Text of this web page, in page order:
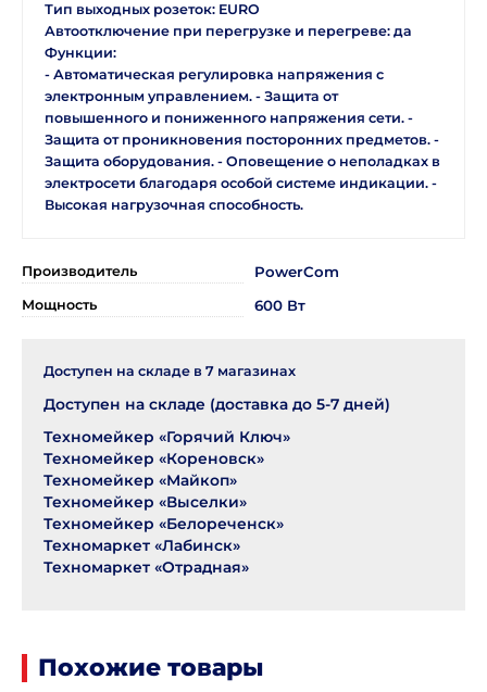
Тип выходных розеток: EURO
Автоотключение при перегрузке и перегреве: да
Функции:
- Автоматическая регулировка напряжения с
электронным управлением. - Защита от
повышенного и пониженного напряжения сети. -
Защита от проникновения посторонних предметов. -
Защита оборудования. - Оповещение о неполадках в
электросети благодаря особой системе индикации. -
Высокая нагрузочная способность.
Производитель PowerCom
Мощность 600 Вт
Доступен на складе в 7 магазинах
Доступен на складе (доставка до 5-7 дней)
Техномейкер «Горячий Ключ»
Техномейкер «Кореновск»
Техномейкер «Майкоп»
Техномейкер «Выселки»
Техномейкер «Белореченск»
Техномаркет «Лабинск»
Техномаркет «Отрадная»
Похожие товары